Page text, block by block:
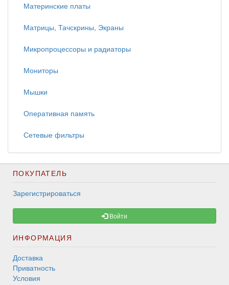
Материнские платы
Матрицы, Тачскрины, Экраны
Микропроцессоры и радиаторы
Мониторы
Мышки
Оперативная память
Сетевые фильтры
ПОКУПАТЕЛЬ
Зарегистрироваться
Войти
ИНФОРМАЦИЯ
Доставка
Приватность
Условия